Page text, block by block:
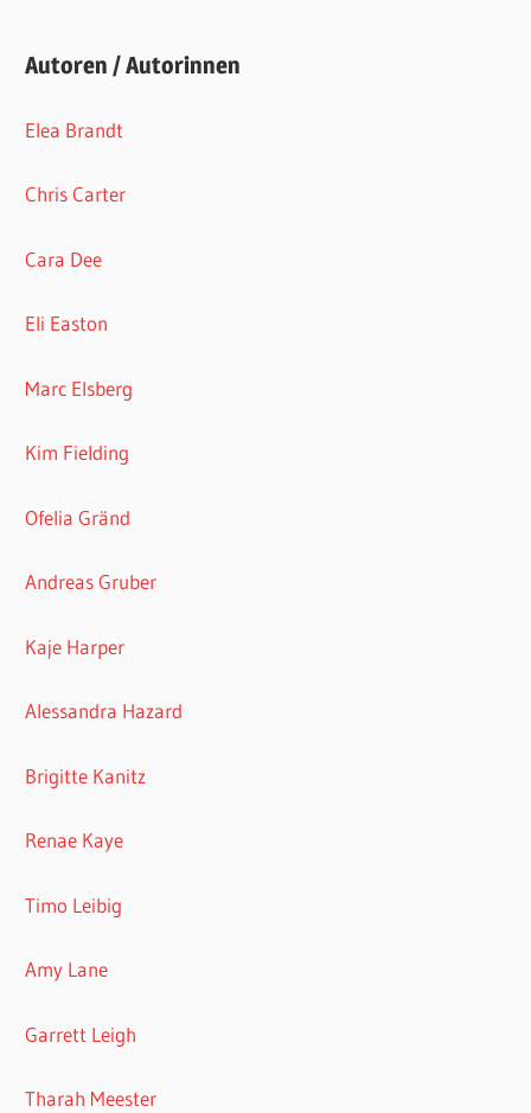
Autoren / Autorinnen
Elea Brandt
Chris Carter
Cara Dee
Eli Easton
Marc Elsberg
Kim Fielding
Ofelia Gränd
Andreas Gruber
Kaje Harper
Alessandra Hazard
Brigitte Kanitz
Renae Kaye
Timo Leibig
Amy Lane
Garrett Leigh
Tharah Meester